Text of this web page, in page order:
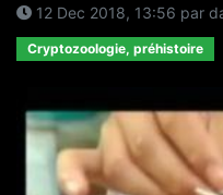
12 Dec 2018, 13:56 par
Cryptozoologie, préhistoire